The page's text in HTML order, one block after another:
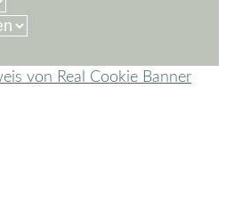
von Real Cookie Banner